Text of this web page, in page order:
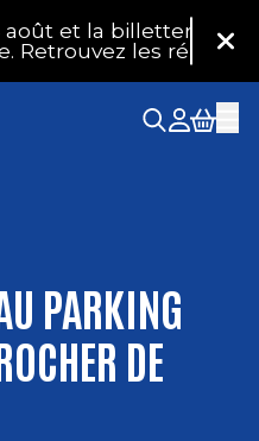
billetterie physique
les réponses à vos
PARKING
DE